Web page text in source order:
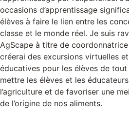
occasions d’apprentissage
élèves à faire le lien entre les
classe et le monde réel. Je suis
AgScape à titre de coordonnatrice
créerai des excursions virtuelles
éducatives pour les élèves de tout
mettre les élèves et les
l’agriculture et de favoriser une
de l’origine de nos aliments.